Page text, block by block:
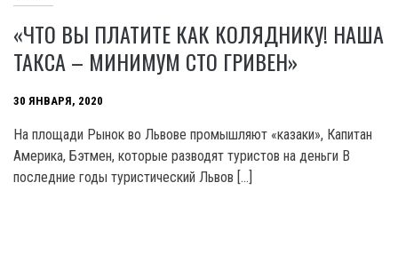
«ЧТО ВЫ ПЛАТИТЕ КАК КОЛЯДНИКУ! НАША
ТАКСА – МИНИМУМ СТО ГРИВЕН»
30 ЯНВАРЯ, 2020
На площади Рынок во Львове промышляют «казаки», Капитан
Америка, Бэтмен, которые разводят туристов на деньги В
последние годы туристический Львов […]